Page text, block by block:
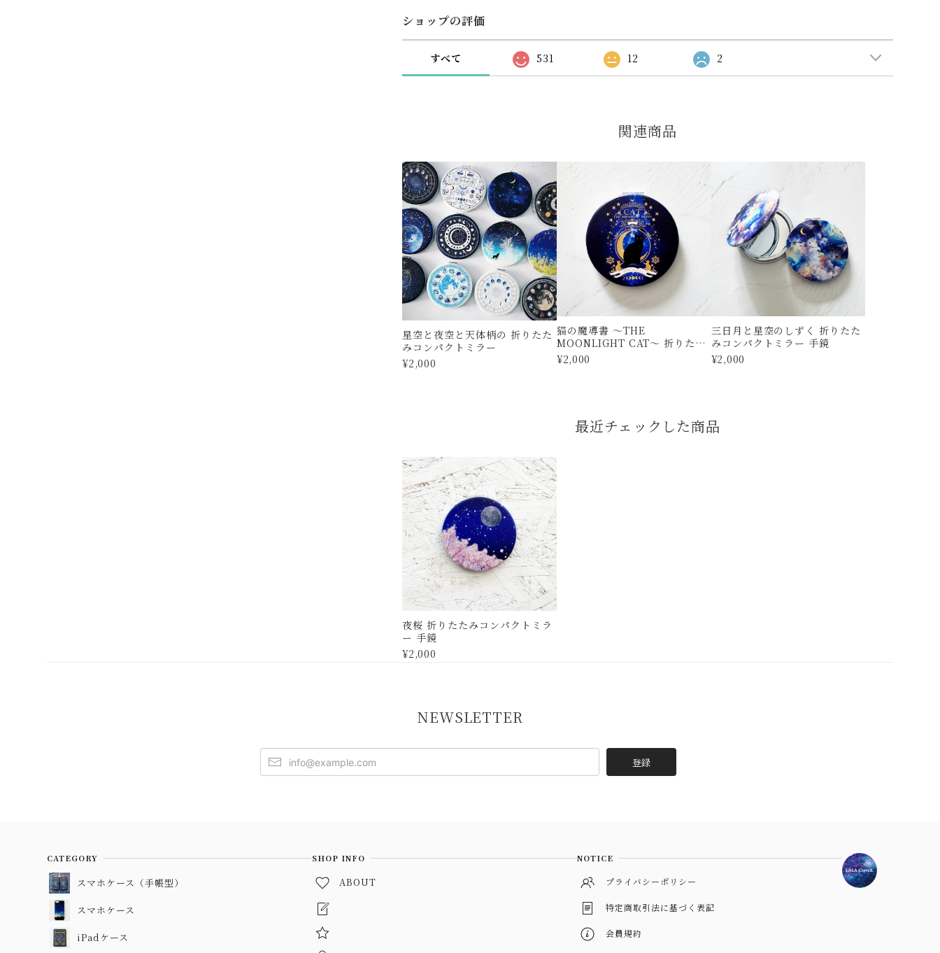
ショップの評価
すべて 531 12 2
関連商品
星空と夜空と天体柄の 折りたた
みコンパクトミラー
¥2,000
猫の魔導書 〜THE
MOONLIGHT CAT〜 折りたた
みコンパクトミラー 手鏡
¥2,000
三日月と星空のしずく 折りたた
みコンパクトミラー 手鏡
¥2,000
最近チェックした商品
夜桜 折りたたみコンパクトミラ
ー 手鏡
¥2,000
NEWSLETTER
登録
CATEGORY
スマホケース（手帳型）
スマホケース
iPadケース
SHOP INFO
ABOUT
NOTICE
プライバシーポリシー
特定商取引法に基づく表記
会員規約